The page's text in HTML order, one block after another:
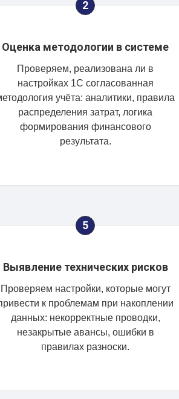
Оценка методологии в системе
Проверяем, реализована ли в
настройках 1С согласованная
учёта: аналитики, правила
распределения затрат, логика
формирования финансового
результата.
Выявление технических рисков
Проверяем настройки, которые могут
к проблемам при накоплении
данных: некорректные проводки,
незакрытые авансы, ошибки в
правилах разноски.